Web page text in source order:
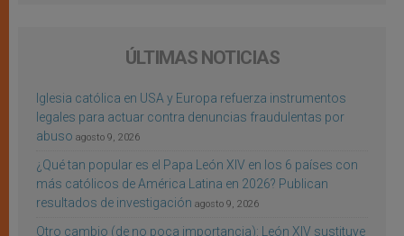
ÚLTIMAS NOTICIAS
Iglesia católica en USA y Europa refuerza instrumentos
legales para actuar contra denuncias fraudulentas por
abuso agosto 9, 2026
¿Qué tan popular es el Papa León XIV en los 6 países con
más católicos de América Latina en 2026? Publican
resultados de investigación agosto 9, 2026
Otro cambio (de no poca importancia): León XIV sustituye